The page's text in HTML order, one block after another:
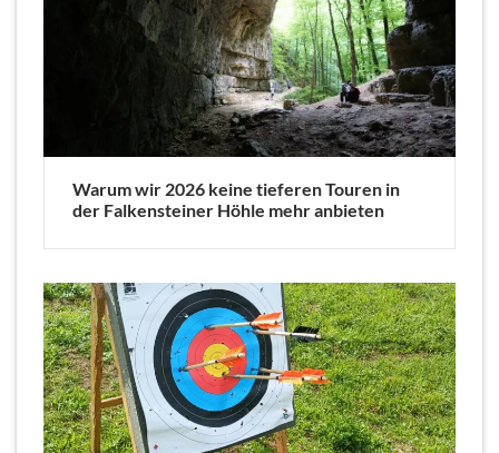
Warum wir 2026 keine tieferen Touren in
der Falkensteiner Höhle mehr anbieten